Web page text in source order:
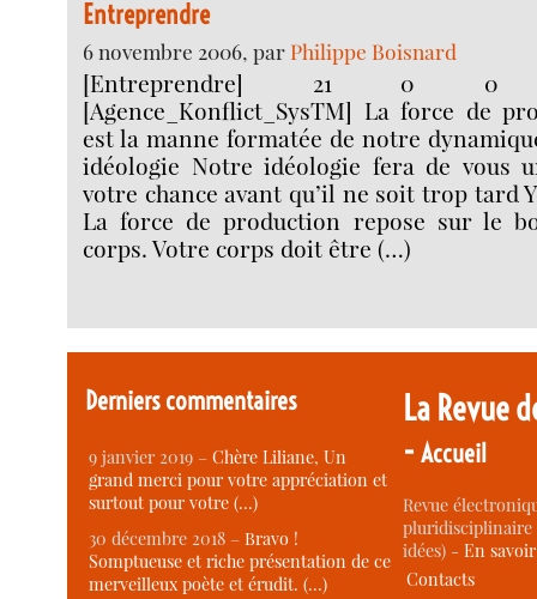
Entreprendre
6 novembre 2006, par Philippe Boisnard
[Entreprendre] 21 0 0
[Agence_Konflict_SysTM] La force de
est la manne formatée de notre
idéologie Notre idéologie fera de vous
votre chance avant qu’il ne soit trop tard
La force de production repose sur le
corps. Votre corps doit être (…)
Derniers commentaires
9 janvier 2019 –Chère Liliane, Un
grand merci pour votre appréciation et
surtout pour votre (…)
30 décembre 2018 –Bravo !
Somptueuse et riche présentation de ce
merveilleux poète et érudit. (…)
La Revue
-Accueil
Revue
idées) -En
Contacts